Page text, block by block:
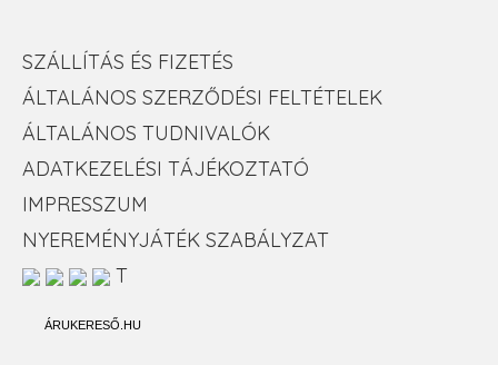
SZÁLLÍTÁS ÉS FIZETÉS
ÁLTALÁNOS SZERZŐDÉSI FELTÉTELEK
ÁLTALÁNOS TUDNIVALÓK
ADATKEZELÉSI TÁJÉKOZTATÓ
IMPRESSZUM
NYEREMÉNYJÁTÉK SZABÁLYZAT
T
ÁRUKERESŐ.HU